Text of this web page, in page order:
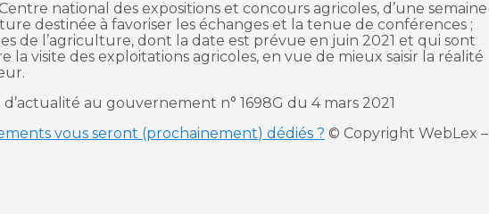
national des expositions et concours agricoles, d’une semaine
destinée à favoriser les échanges et la tenue de conférences ;
de l’agriculture, dont la date est prévue en juin 2021 et qui sont
la visite des exploitations agricoles, en vue de mieux saisir la réalité
au gouvernement n° 1698G du 4 mars 2021
vous seront (prochainement) dédiés ? © Copyright WebLex –